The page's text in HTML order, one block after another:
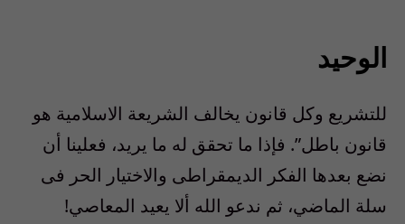
الوحيد
للتشريع وكل قانون يخالف الشريعة الاسلامية هو
قانون باطل”. فإذا ما تحقق له ما يريد، فعلينا أن
نضع بعدها الفكر الديمقراطى والاختيار الحر فى
سلة الماضي، ثم ندعو الله ألا يعيد المعاصي!